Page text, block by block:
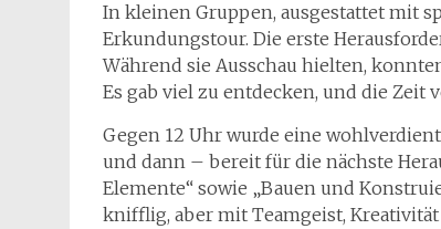
In kleinen Gruppen, ausgestattet mit
Erkundungstour. Die erste
Während sie Ausschau hielten,
Es gab viel zu entdecken, und die Zeit
Gegen 12 Uhr wurde eine
und dann – bereit für die nächste
Elemente“ sowie „Bauen und
knifflig, aber mit Teamgeist,